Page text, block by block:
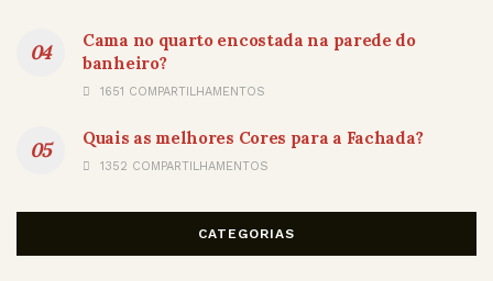
Cama no quarto encostada na parede do
banheiro?
1651 COMPARTILHAMENTOS
Quais as melhores Cores para a Fachada?
1352 COMPARTILHAMENTOS
CATEGORIAS